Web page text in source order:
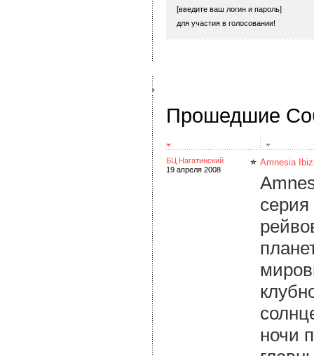
[введите ваш логин и пароль]
для участия в голосовании!
Прошедшие
БЦ Нагатинский
19 апреля 2008
Amnesia
ночи